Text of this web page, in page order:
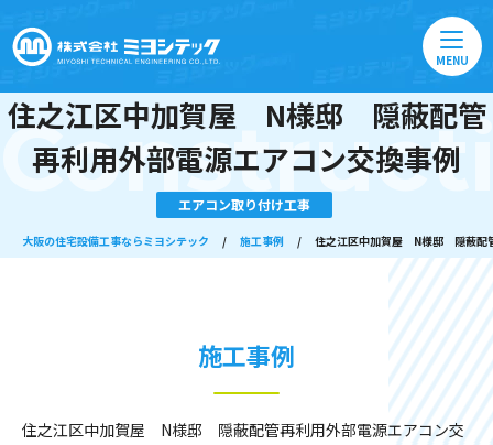
MENU
住之江区中加賀屋 N様邸 隠蔽配管
再利用外部電源エアコン交換事例
エアコン取り付け工事
大阪の住宅設備工事ならミヨシテック / 施工事例 / 住之江区中加賀屋 N様邸 隠蔽配
施工事例
住之江区中加賀屋 N様邸 隠蔽配管再利用外部電源エアコン交